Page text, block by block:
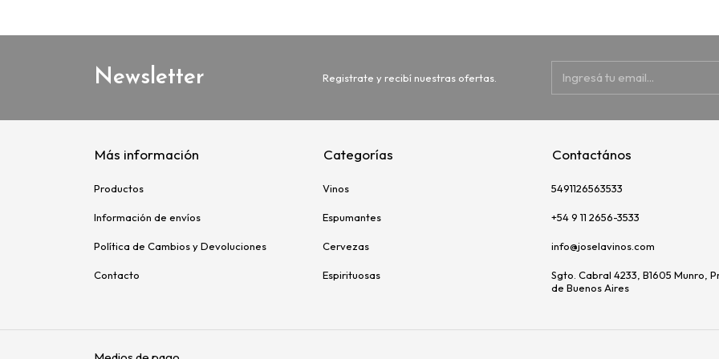
Newsletter Registrate y recibí nuestras ofertas.
Más información
Productos
Información de envíos
Política de Cambios y Devoluciones
Contacto
Categorías
Vinos
Espumantes
Cervezas
Espirituosas
Contactános
5491126563533
+54 9 11 2656-3533
info@joselavinos.com
Sgto. Cabral 4233, B1605 Munro,
de Buenos Aires